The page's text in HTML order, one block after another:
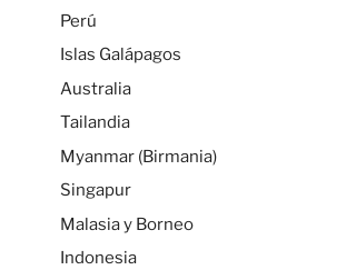
Perú
Islas Galápagos
Australia
Tailandia
Myanmar (Birmania)
Singapur
Malasia y Borneo
Indonesia